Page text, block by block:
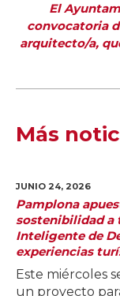
El
convocatoria
arquitecto/a,
Más
JUNIO 24, 2026
Pamplona
sostenibilidad a
Inteligente de
experiencias
Este miércoles
un proyecto